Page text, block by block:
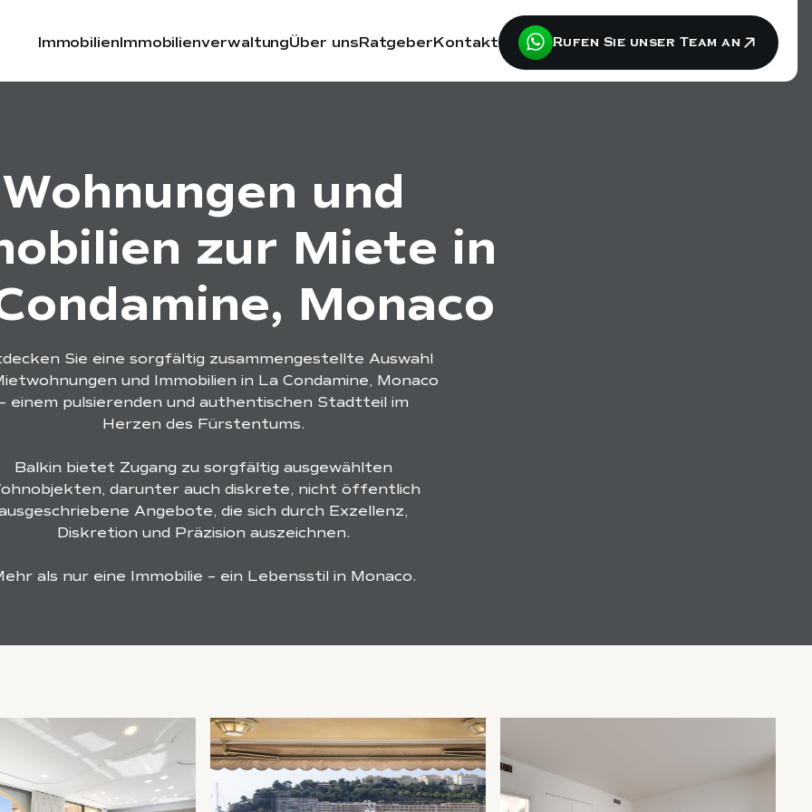
ImmobilienImmobilienverwaltungÜber unsRatgeberKontakt Rufen Sie unser Team an
Wohnungen und
zur Miete in
Monaco
Sie eine sorgfältig zusammengestellte Auswahl
und Immobilien in La Condamine, Monaco
einem pulsierenden und authentischen Stadtteil im
Herzen des Fürstentums.
Balkin bietet Zugang zu sorgfältig ausgewählten
darunter auch diskrete, nicht öffentlich
Angebote, die sich durch Exzellenz,
Diskretion und Präzision auszeichnen.
als nur eine Immobilie – ein Lebensstil in Monaco.